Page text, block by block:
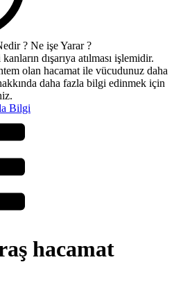
? Ne işe Yarar ?
dışarıya atılması işlemidir.
olan hacamat ile vücudunuz daha
daha fazla bilgi edinmek için
Bilgi
hacamat